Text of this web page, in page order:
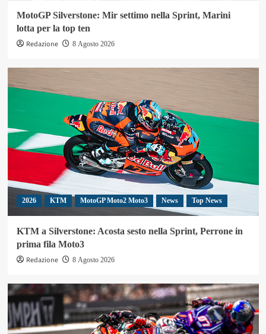
MotoGP Silverstone: Mir settimo nella Sprint, Marini
lotta per la top ten
Redazione
8 Agosto 2026
2026 KTM MotoGP Moto2 Moto3 News Top News
KTM a Silverstone: Acosta sesto nella Sprint, Perrone in
prima fila Moto3
Redazione
8 Agosto 2026